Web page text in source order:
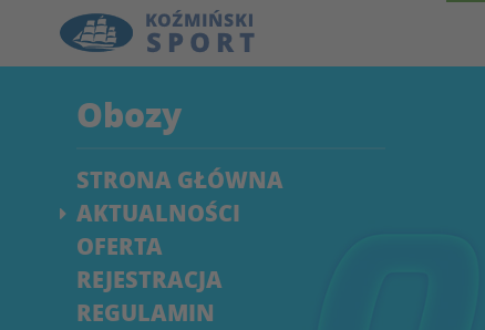
Obozy
STRONA GŁÓWNA
AKTUALNOŚCI
OFERTA
REJESTRACJA
REGULAMIN